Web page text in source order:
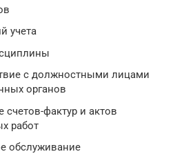
учета
с должностными лицами
органов
счетов-фактур и актов
работ
обслуживание